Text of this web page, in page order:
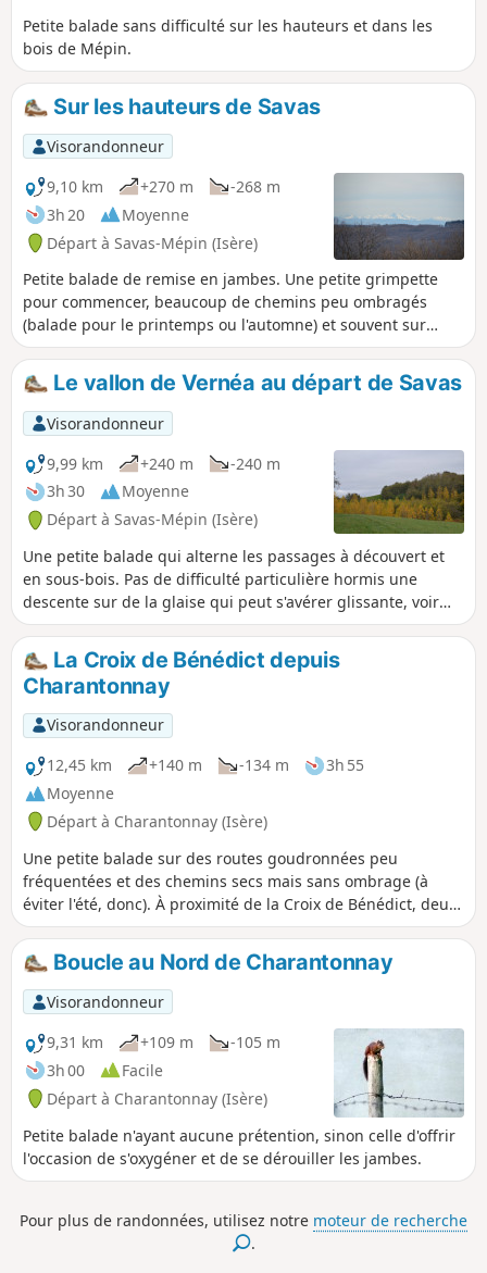
Petite balade sans difficulté sur les hauteurs et dans les
bois de Mépin.
Sur les hauteurs de Savas
Visorandonneur
9,10 km
+270 m
-268 m
3h 20
Moyenne
Départ à Savas-Mépin (Isère)
Petite balade de remise en jambes. Une petite grimpette
pour commencer, beaucoup de chemins peu ombragés
(balade pour le printemps ou l'automne) et souvent sur
petits chemins goudronnés.
Le vallon de Vernéa au départ de Savas
Visorandonneur
9,99 km
+240 m
-240 m
3h 30
Moyenne
Départ à Savas-Mépin (Isère)
Une petite balade qui alterne les passages à découvert et
en sous-bois. Pas de difficulté particulière hormis une
descente sur de la glaise qui peut s'avérer glissante, voir
très glissante.
La Croix de Bénédict depuis
Charantonnay
Visorandonneur
12,45 km
+140 m -134 m
3h 55
Moyenne
Départ à Charantonnay (Isère)
Une petite balade sur des routes goudronnées peu
fréquentées et des chemins secs mais sans ombrage (à
éviter l'été, donc). À proximité de la Croix de Bénédict, deux
tables d'orientation avec vue sur les monts du lyonnais et
ceux du Bugey mais aussi sur les Alpes, la Chartreuse et le
Vercors.Boucle au Nord de Charantonnay
Visorandonneur
9,31 km
+109 m
-105 m
3h 00
Facile
Départ à Charantonnay (Isère)
Petite balade n'ayant aucune prétention, sinon celle d'offrir
l'occasion de s'oxygéner et de se dérouiller les jambes.
Pour plus de randonnées, utilisez notre moteur de recherche
.